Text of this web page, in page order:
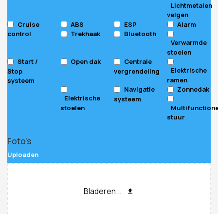
Lichtmetalen
velgen
Cruise
control
ABS ESP
Alarm
Trekhaak
Bluetooth
Verwarmde
stoelen
Start /
Stop
systeem
Open dak
Centrale
vergrendeling
Elektrische
ramen
Elektrische
stoelen
Navigatie
systeem
Zonnedak
stuur
Foto's
Uploaden
Bladeren...